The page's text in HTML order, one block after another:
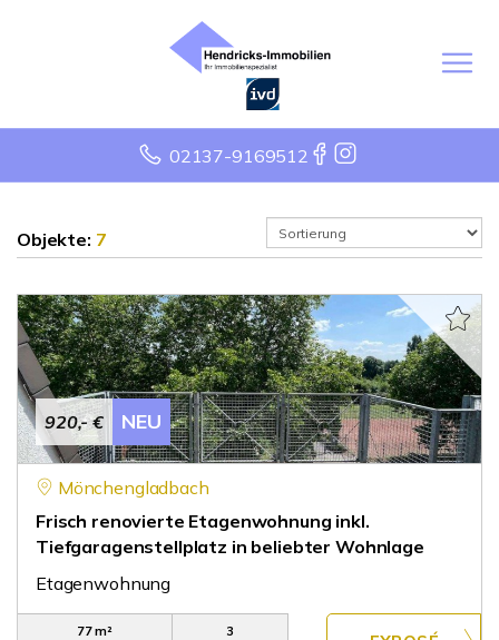
02137-9169512
Objekte: 7
920,- € NEU
Mönchengladbach
Frisch renovierte Etagenwohnung inkl.
Tiefgaragenstellplatz in beliebter Wohnlage
Etagenwohnung
77 m²
3